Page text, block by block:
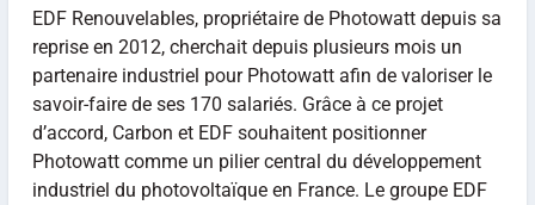
EDF Renouvelables, propriétaire de Photowatt depuis sa
reprise en 2012, cherchait depuis plusieurs mois un
partenaire industriel pour Photowatt afin de valoriser le
savoir-faire de ses 170 salariés. Grâce à ce projet
d’accord, Carbon et EDF souhaitent positionner
Photowatt comme un pilier central du développement
industriel du photovoltaïque en France. Le groupe EDF